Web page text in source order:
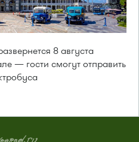
8 августа
— гости смогут отправить